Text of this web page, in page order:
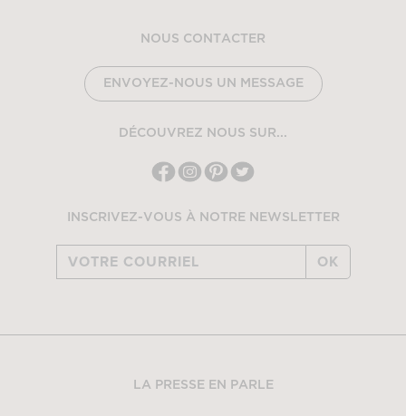
NOUS CONTACTER
ENVOYEZ-NOUS UN MESSAGE
DÉCOUVREZ NOUS SUR...
INSCRIVEZ-VOUS À NOTRE NEWSLETTER
OK
LA PRESSE EN PARLE